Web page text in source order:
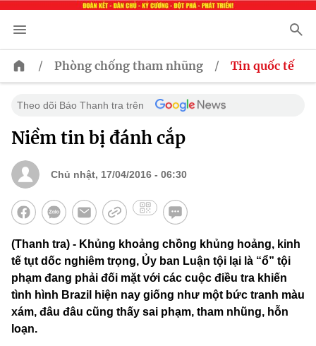
/ Phòng chống tham nhũng / Tin quốc tế
Theo dõi Báo Thanh tra trên
Niềm tin bị đánh cắp
Chủ nhật, 17/04/2016 - 06:30
(Thanh tra) - Khủng khoảng chồng khủng hoảng, kinh
tế tụt dốc nghiêm trọng, Ủy ban Luận tội lại là “ổ” tội
phạm đang phải đối mặt với các cuộc điều tra khiến
tình hình Brazil hiện nay giống như một bức tranh màu
xám, đâu đâu cũng thấy sai phạm, tham nhũng, hỗn
loạn.